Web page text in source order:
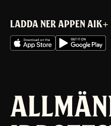
LADDA NER APPEN AIK+